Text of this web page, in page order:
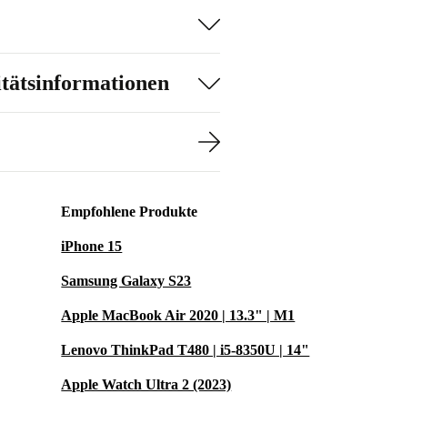
Empfohlene Produkte
iPhone 15
Samsung Galaxy S23
Apple MacBook Air 2020 | 13.3" | M1
Lenovo ThinkPad T480 | i5-8350U | 14"
Apple Watch Ultra 2 (2023)